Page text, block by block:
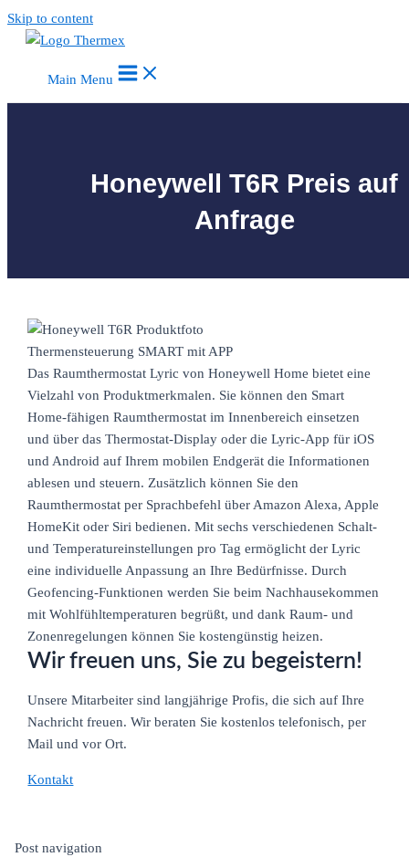
Skip to content
Main Menu
Honeywell T6R Preis auf
Anfrage
Thermensteuerung SMART mit APP
Das Raumthermostat Lyric von Honeywell Home bietet eine
Vielzahl von Produktmerkmalen. Sie können den Smart
Home-fähigen Raumthermostat im Innenbereich einsetzen
und über das Thermostat-Display oder die Lyric-App für iOS
und Android auf Ihrem mobilen Endgerät die Informationen
ablesen und steuern. Zusätzlich können Sie den
Raumthermostat per Sprachbefehl über Amazon Alexa, Apple
HomeKit oder Siri bedienen. Mit sechs verschiedenen Schalt-
und Temperatureinstellungen pro Tag ermöglicht der Lyric
eine individuelle Anpassung an Ihre Bedürfnisse. Durch
Geofencing-Funktionen werden Sie beim Nachhausekommen
mit Wohlfühltemperaturen begrüßt, und dank Raum- und
Zonenregelungen können Sie kostengünstig heizen.
Wir freuen uns, Sie zu begeistern!
Unsere Mitarbeiter sind langjährige Profis, die sich auf Ihre
Nachricht freuen. Wir beraten Sie kostenlos telefonisch, per
Mail und vor Ort.
Kontakt
Post navigation